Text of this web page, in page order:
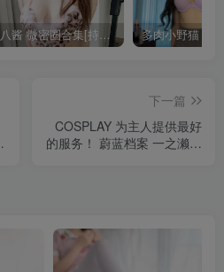
八酱 微密圈合集[持续更新]
下一篇
COSPLAY 为主人提供最好
的服务！ 蔚蓝档案 一之濑明